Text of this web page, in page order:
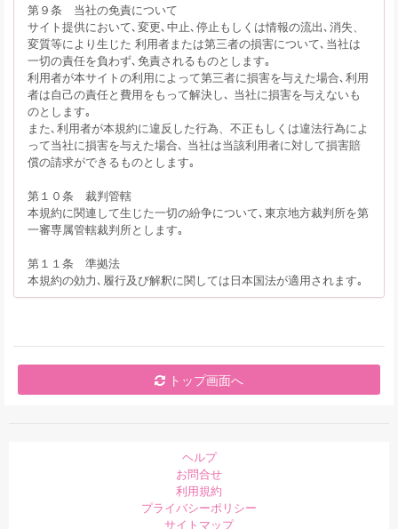
第９条 当社の免責について
サイト提供において､変更､中止､停止もしくは情報の流出､消失、
変質等により生じた 利用者または第三者の損害について､当社は
一切の責任を負わず､免責されるものとします｡
利用者が本サイトの利用によって第三者に損害を与えた場合､利用
者は自己の責任と費用をもって解決し､ 当社に損害を与えないも
のとします｡
また､利用者が本規約に違反した行為、不正もしくは違法行為によ
って当社に損害を与えた場合､ 当社は当該利用者に対して損害賠
償の請求ができるものとします｡
第１０条 裁判管轄
本規約に関連して生じた一切の紛争について､東京地方裁判所を第
一審専属管轄裁判所とします｡
第１１条 準拠法
本規約の効力､履行及び解釈に関しては日本国法が適用されます｡
トップ画面へ
ヘルプ
お問合せ
利用規約
プライバシーポリシー
サイトマップ